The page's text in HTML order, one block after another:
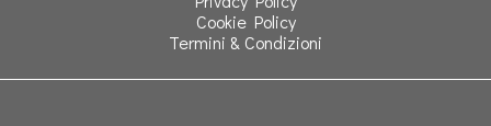
Cookie Policy
Termini & Condizioni